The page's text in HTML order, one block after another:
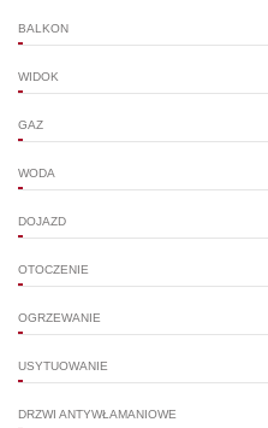
BALKON
WIDOK
GAZ
WODA
DOJAZD
OTOCZENIE
OGRZEWANIE
USYTUOWANIE
DRZWI ANTYWŁAMANIOWE